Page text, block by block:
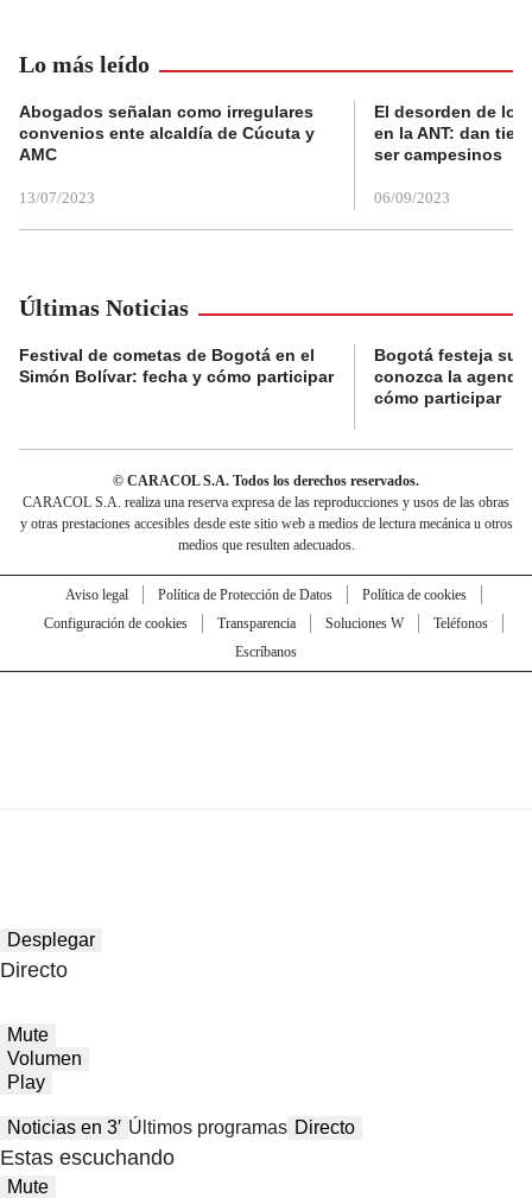
Lo más leído
Abogados señalan como irregulares
convenios ente alcaldía de Cúcuta y
AMC
13/07/2023
El desorden de
en la ANT: dan
ser campesinos
06/09/2023
Últimas Noticias
Festival de cometas de Bogotá en el
Simón Bolívar: fecha y cómo participar
Bogotá festeja su
conozca la
cómo participar
© CARACOL S.A. Todos los derechos reservados.
CARACOL S.A. realiza una reserva expresa de las reproducciones y usos de las obras
y otras prestaciones accesibles desde este sitio web a medios de lectura mecánica u otros
medios que resulten adecuados.
Aviso legal Política de Protección de Datos
Política de cookies
Configuración de cookies
Transparencia Soluciones W
Teléfonos
Escríbanos
Desplegar
Directo
Mute
Volumen
Play
Noticias en 3′ Últimos programas Directo
Estas escuchando
Mute